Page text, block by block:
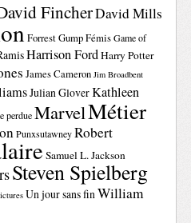
FincherDavid Mills
Forrest GumpFémis Game of
Harrison FordHarry Potter
James Cameron Jim Broadbent
Julian GloverKathleen
perdue MarvelMétier
Punxsutawney Robert
Samuel L. Jackson
Steven Spielberg
Un jour sans finWilliam